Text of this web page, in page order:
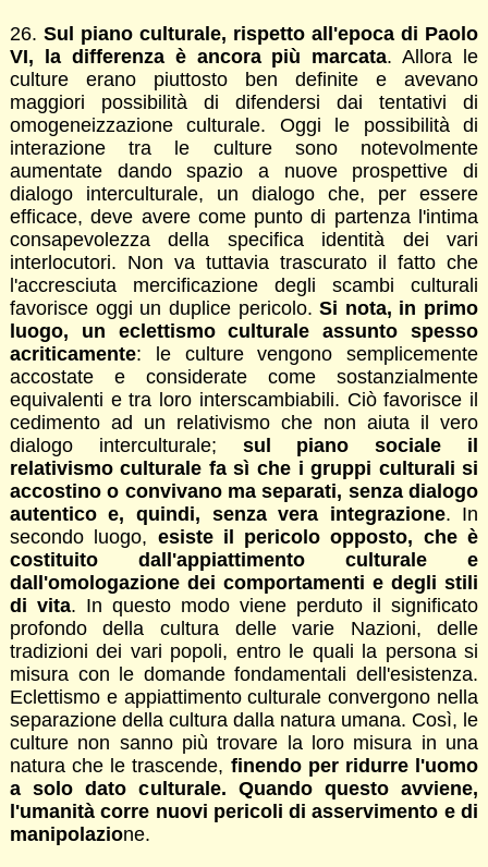
26. Sul piano culturale, rispetto all'epoca di Paolo
VI, la differenza è ancora più marcata. Allora le
culture erano piuttosto ben definite e avevano
maggiori possibilità di difendersi dai tentativi di
omogeneizzazione culturale. Oggi le possibilità di
interazione tra le culture sono notevolmente
aumentate dando spazio a nuove prospettive di
dialogo interculturale, un dialogo che, per essere
efficace, deve avere come punto di partenza l'intima
consapevolezza della specifica identità dei vari
interlocutori. Non va tuttavia trascurato il fatto che
l'accresciuta mercificazione degli scambi culturali
favorisce oggi un duplice pericolo.Si nota, in primo
luogo, un eclettismo culturale assunto spesso
acriticamente: le culture vengono semplicemente
accostate e considerate come sostanzialmente
equivalenti e tra loro interscambiabili. Ciò favorisce il
cedimento ad un relativismo che non aiuta il vero
dialogo interculturale; sul piano sociale il
relativismo culturale fa sì che i gruppi culturali si
accostino o convivano ma separati, senza dialogo
autentico e, quindi, senza vera integrazione. In
secondo luogo, esiste il pericolo opposto, che è
costituito dall'appiattimento culturale e
dall'omologazione dei comportamenti e degli stili
di vita. In questo modo viene perduto il significato
profondo della cultura delle varie Nazioni, delle
tradizioni dei vari popoli, entro le quali la persona si
misura con le domande fondamentali dell'esistenza.
Eclettismo e appiattimento culturale convergono nella
separazione della cultura dalla natura umana. Così, le
culture non sanno più trovare la loro misura in una
natura che le trascende, finendo per ridurre l'uomo
a solo dato culturale. Quando questo avviene,
l'umanità corre nuovi pericoli di asservimento e di
manipolazione.